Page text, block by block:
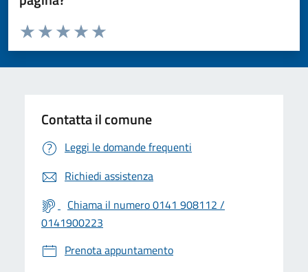
Valuta da 1 a 5 stelle la pagina
Valuta 5 stelle su 5
Valuta 4 stelle su 5
Valuta 3 stelle su 5
Valuta 2 stelle su 5
Valuta 1 stelle su 5
Contatta il comune
Leggi le domande frequenti
Richiedi assistenza
Chiama il numero 0141 908112 /
0141900223
Prenota appuntamento